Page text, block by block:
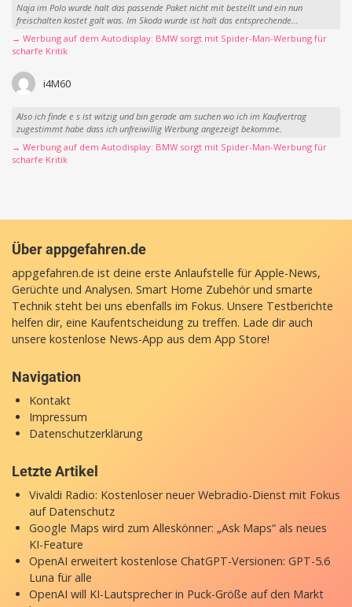
Naja im Polo wurde halt das passende Paket nicht mit bestellt und ein nun
freischalten kostet galt was. Im Skoda wurde ist halt das entsprechende...
→ Werbung auf dem Autodisplay: BMW sorgt mit Spider-Man-Werbung für
scharfe Kritik
i4M60
Also ich finde e s ist witzig und bin gerade am suchen wo ich im Kaufvertrag
zugestimmt habe dass ich unfreiwillig Werbung angezeigt bekomme.
→ Werbung auf dem Autodisplay: BMW sorgt mit Spider-Man-Werbung für
scharfe Kritik
Über appgefahren.de
appgefahren.de ist deine erste Anlaufstelle für Apple-News,
Gerüchte und Analysen. Smart Home Zubehör und smarte
Technik steht bei uns ebenfalls im Fokus. Unsere Testberichte
helfen dir, eine Kaufentscheidung zu treffen. Lade dir auch
unsere kostenlose News-App aus dem App Store!
Navigation
Kontakt
Impressum
Datenschutzerklärung
Letzte Artikel
Vivaldi Radio: Kostenloser neuer Webradio-Dienst mit Fokus
auf Datenschutz
Google Maps wird zum Alleskönner: „Ask Maps“ als neues
KI-Feature
OpenAI erweitert kostenlose ChatGPT-Versionen: GPT-5.6
Luna für alle
OpenAI will KI-Lautsprecher in Puck-Größe auf den Markt